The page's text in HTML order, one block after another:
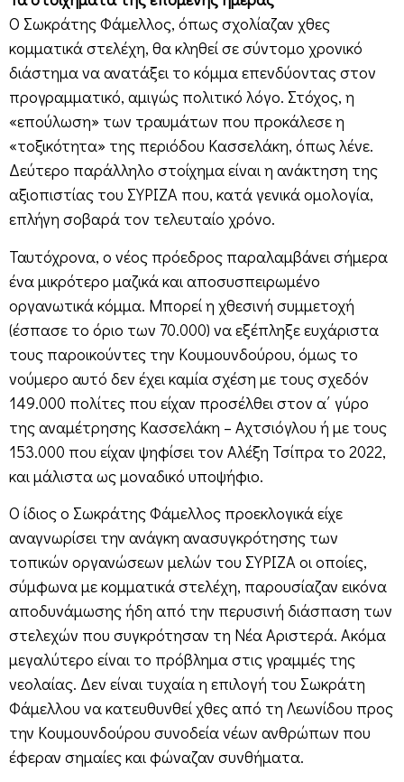
Ο Σωκράτης Φάμελλος, όπως σχολίαζαν χθες
κομματικά στελέχη, θα κληθεί σε σύντομο χρονικό
διάστημα να ανατάξει το κόμμα επενδύοντας στον
προγραμματικό, αμιγώς πολιτικό λόγο. Στόχος, η
«επούλωση» των τραυμάτων που προκάλεσε η
«τοξικότητα» της περιόδου Κασσελάκη, όπως λένε.
Δεύτερο παράλληλο στοίχημα είναι η ανάκτηση της
αξιοπιστίας του ΣΥΡΙΖΑ που, κατά γενικά ομολογία,
επλήγη σοβαρά τον τελευταίο χρόνο.
Ταυτόχρονα, ο νέος πρόεδρος παραλαμβάνει σήμερα
ένα μικρότερο μαζικά και αποσυσπειρωμένο
οργανωτικά κόμμα. Μπορεί η χθεσινή συμμετοχή
(έσπασε το όριο των 70.000) να εξέπληξε ευχάριστα
τους παροικούντες την Κουμουνδούρου, όμως το
νούμερο αυτό δεν έχει καμία σχέση με τους σχεδόν
149.000 πολίτες που είχαν προσέλθει στον α΄ γύρο
της αναμέτρησης Κασσελάκη – Αχτσιόγλου ή με τους
153.000 που είχαν ψηφίσει τον Αλέξη Τσίπρα το 2022,
και μάλιστα ως μοναδικό υποψήφιο.
Ο ίδιος ο Σωκράτης Φάμελλος προεκλογικά είχε
αναγνωρίσει την ανάγκη ανασυγκρότησης των
τοπικών οργανώσεων μελών του ΣΥΡΙΖΑ οι οποίες,
σύμφωνα με κομματικά στελέχη, παρουσίαζαν εικόνα
αποδυνάμωσης ήδη από την περυσινή διάσπαση των
στελεχών που συγκρότησαν τη Νέα Αριστερά. Ακόμα
μεγαλύτερο είναι το πρόβλημα στις γραμμές της
νεολαίας. Δεν είναι τυχαία η επιλογή του Σωκράτη
Φάμελλου να κατευθυνθεί χθες από τη Λεωνίδου προς
την Κουμουνδούρου συνοδεία νέων ανθρώπων που
έφεραν σημαίες και φώναζαν συνθήματα.